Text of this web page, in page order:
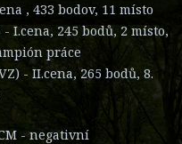
, 433 bodov, 11 místo
I.cena, 245 bodů, 2 místo,
práce
- II.cena, 265 bodů, 8.
- negativní